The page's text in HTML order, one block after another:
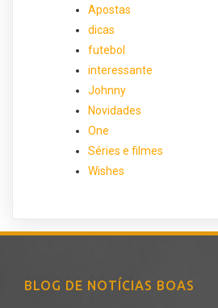
Apostas
dicas
futebol
interessante
Johnny
Novidades
One
Séries e filmes
Wishes
BLOG DE NOTÍCIAS BOAS